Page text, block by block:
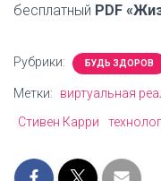
бесплатный PDF
Рубрики: БУДЬ ЗДОРОВ
Метки: виртуальная
Стивен Карри